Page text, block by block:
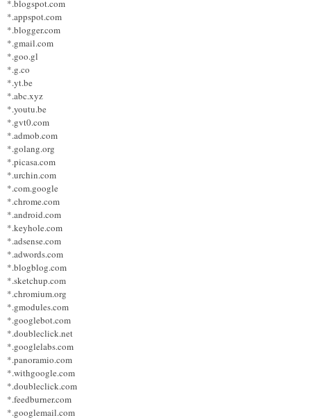
*.blogspot.com
*.appspot.com
*.blogger.com
*.gmail.com
*.goo.gl
*.g.co
*.yt.be
*.abc.xyz
*.youtu.be
*.gvt0.com
*.admob.com
*.golang.org
*.picasa.com
*.urchin.com
*.com.google
*.chrome.com
*.android.com
*.keyhole.com
*.adsense.com
*.adwords.com
*.blogblog.com
*.sketchup.com
*.chromium.org
*.gmodules.com
*.googlebot.com
*.doubleclick.net
*.googlelabs.com
*.panoramio.com
*.withgoogle.com
*.doubleclick.com
*.feedburner.com
*.googlemail.com